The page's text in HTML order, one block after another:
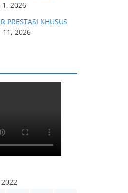
1, 2026
PRESTASI KHUSUS
11, 2026